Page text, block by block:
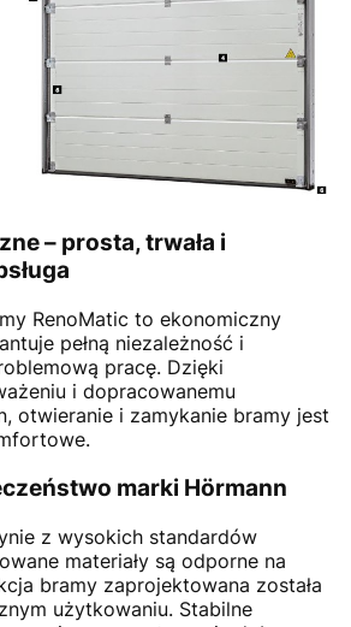
– prosta, trwała i
RenoMatic to ekonomiczny
pełną niezależność i
pracę. Dzięki
i dopracowanemu
otwieranie i zamykanie bramy jest
marki Hörmann
z wysokich standardów
materiały są odporne na
bramy zaprojektowana została
użytkowaniu. Stabilne